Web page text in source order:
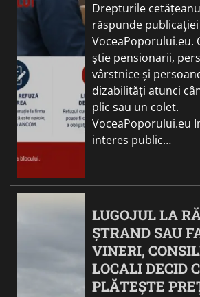
Drepturile
răspunde publicației
VoceaPoporului.eu.
știe pensionarii,
vârstnice și
dizabilități atunci
plic sau un colet.
VoceaPoporului.eu
interes public…
LUGOJUL LA
ȘTRAND SAU
VINERI,
LOCALI DECID
PLĂTEȘTE